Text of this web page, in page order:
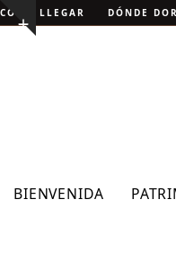
Skip
to Show
CÓMO LLEGAR DÓNDE
BIENVENIDA